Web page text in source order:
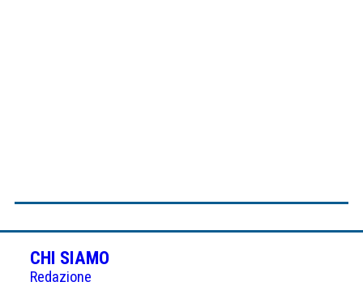
CHI SIAMO
Redazione